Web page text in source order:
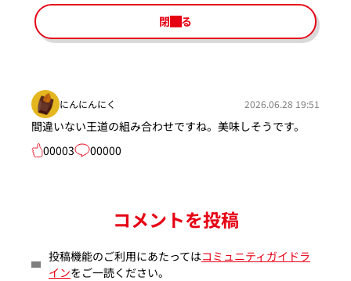
閉じる
にんにんにく 2026.06.28 19:51
間違いない王道の組み合わせですね。美味しそうです。
00003
00000
コメントを投稿
投稿機能のご利用にあたってはコミュニティガイドラ
インをご一読ください。